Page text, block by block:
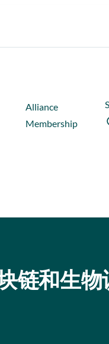
Alliance
Membership
链和生物